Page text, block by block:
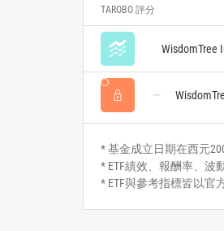
TAROBO 評分
WisdomTree
* 基金成立日期在西元
* ETF績效、報酬率、波
* ETF與參考指標皆以官